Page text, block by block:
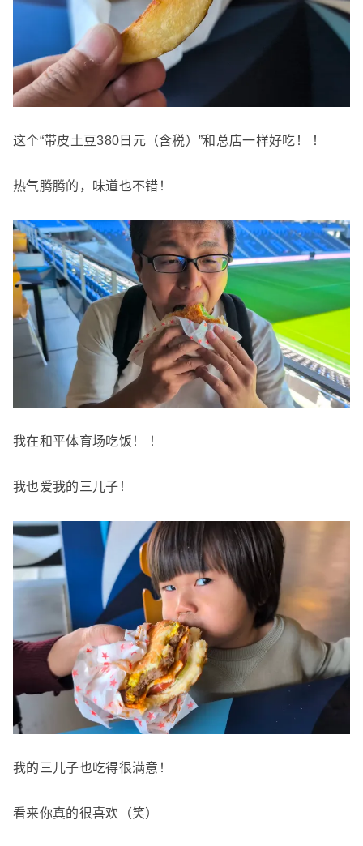
这个“带皮土豆380日元（含税）”和总店一样好吃！ ！
热气腾腾的，味道也不错！
我在和平体育场吃饭！ ！
我也爱我的三儿子！
我的三儿子也吃得很满意！
看来你真的很喜欢（笑）